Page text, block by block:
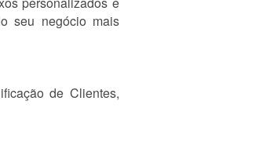
seu negócio mais
de Clientes,